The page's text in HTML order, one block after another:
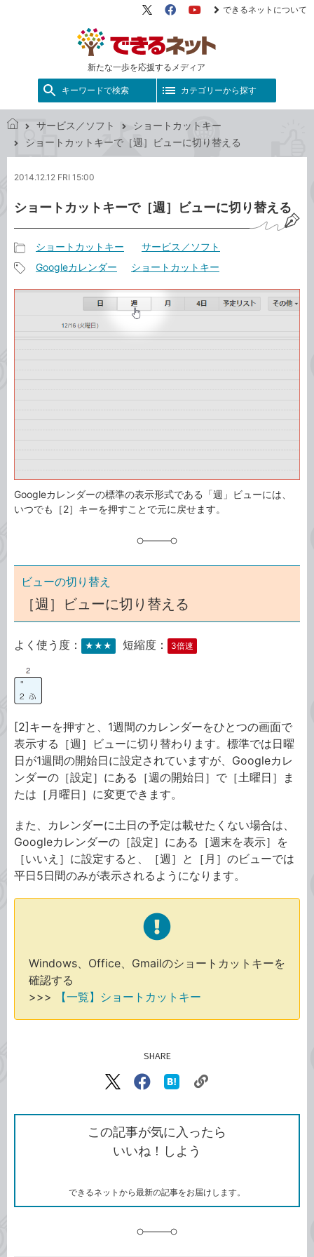
新たな一歩を応援するメディア
X（旧
FacebookYouTube
できるネットについて
キーワードで検索 カテゴリーから探す
ネ
ト
サービス／ソフト
ショートカットキー
ショートカットキーで［週］ビューに切り替える
2014.12.12 FRI 15:00
ショートカットキーで［週］ビューに切り替える
事
カ
リ
ショートカットキー サービス／ソフト
Googleカレンダー ショートカットキー
Googleカレンダーの標準の表示形式である「週」ビューには、
いつでも［2］キーを押すことで元に戻せます。
ビューの切り替え
［週］ビューに切り替える
よく使う度： ★★★ 短縮度： 3倍速
[2]キーを押すと、1週間のカレンダーをひとつの画面で
表示する［週］ビューに切り替わります。標準では日曜
日が1週間の開始日に設定されていますが、Googleカレ
ンダーの［設定］にある［週の開始日］で［土曜日］ま
たは［月曜日］に変更できます。
また、カレンダーに土日の予定は載せたくない場合は、
Googleカレンダーの［設定］にある［週末を表示］を
［いいえ］に設定すると、［週］と［月］のビューでは
平日5日間のみが表示されるようになります。
Windows、Office、Gmailのショートカットキーを
確認する
>>> 【一覧】ショートカットキー
SHARE
X（旧
で
シ
ェ
ア
Facebook
シ
ェ
ア
な
ブ
ッ
ク
ク
ク
を
コ
この記事が気に入ったら
いいね！しよう
できるネットから最新の記事をお届けします。